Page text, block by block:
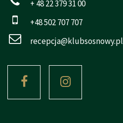
+ 48 22 379 31 00
+48 502 707 707
recepcja@klubsosnowy.pl